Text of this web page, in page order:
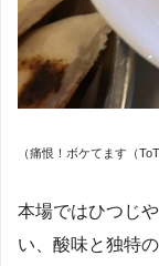
（痛恨！ボケてます（
本場ではひつじ
い、酸味と独特